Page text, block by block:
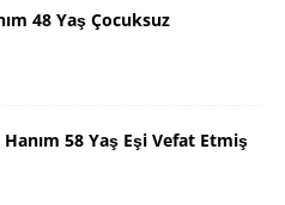
48 Yaş Çocuksuz
58 Yaş Eşi Vefat Etmiş